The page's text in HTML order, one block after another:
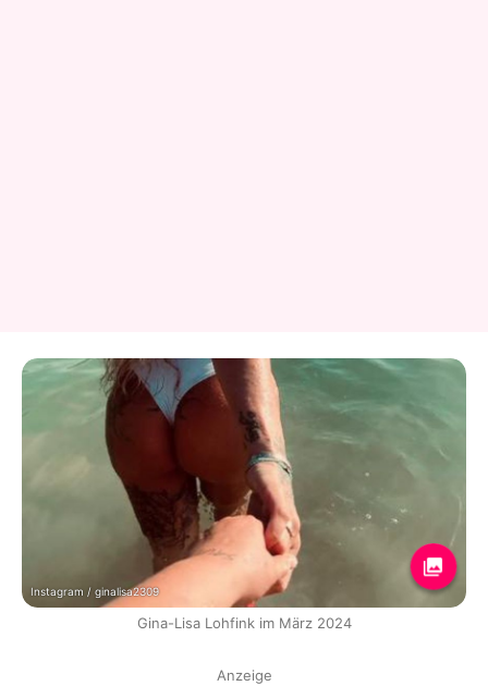
Instagram / ginalisa2309
Gina-Lisa Lohfink im März 2024
Anzeige